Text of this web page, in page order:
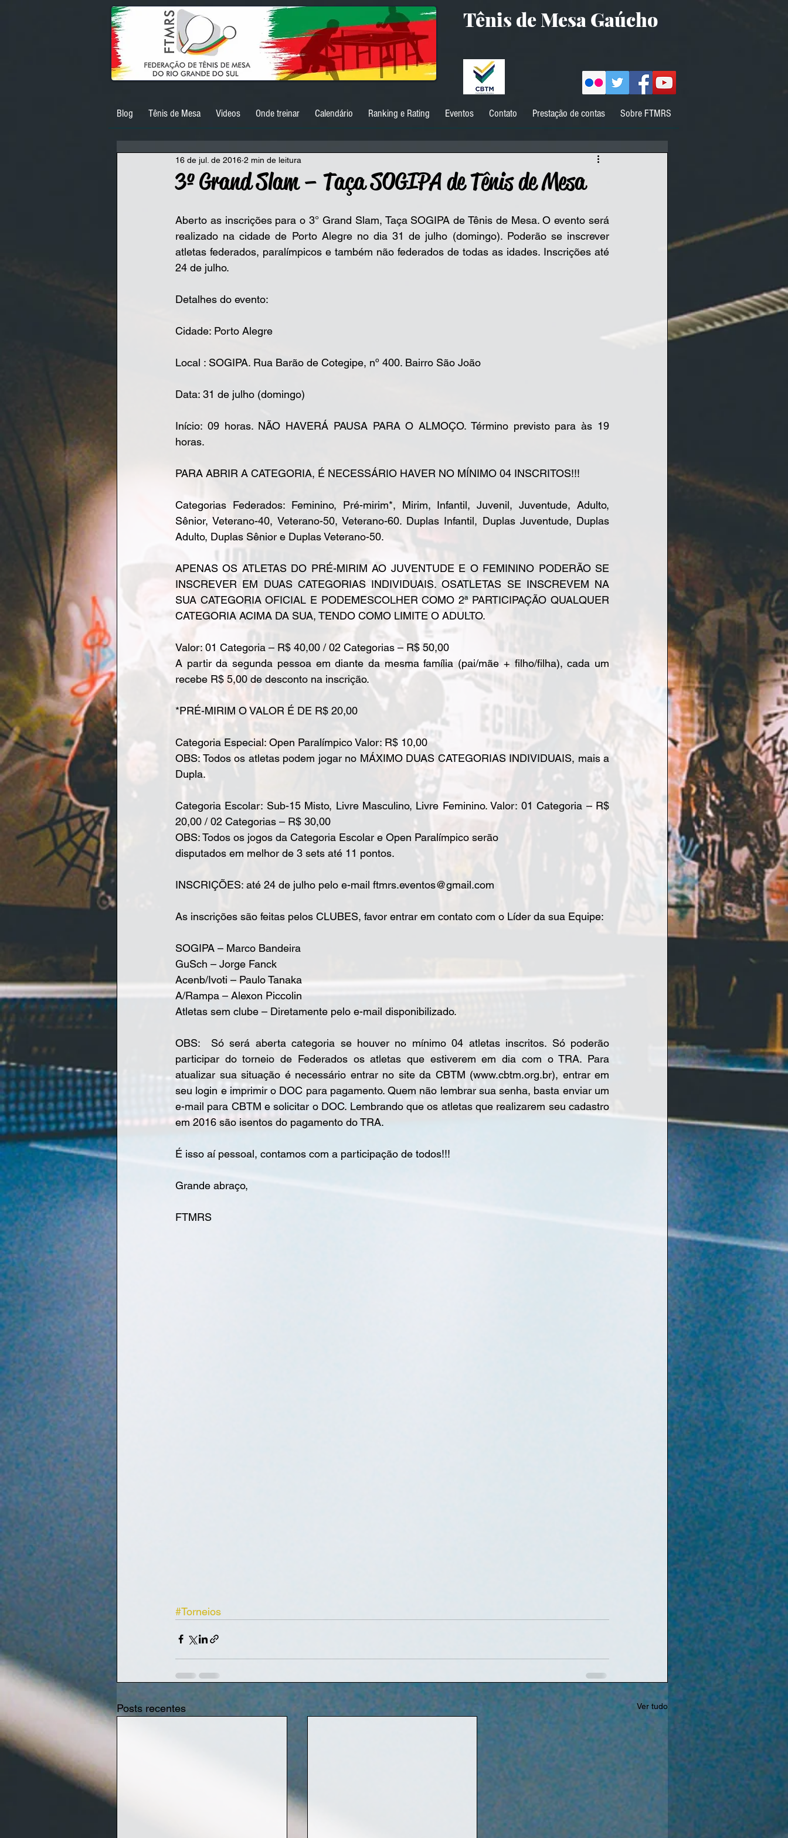
Tênis de Mesa Gaúcho
Blog Tênis de Mesa Videos Onde treinar Calendário Ranking e Rating Eventos Contato Prestação de contas Sobre FTMRS
3º Grand Slam – Taça SOGIPA de Tênis de Mesa
16 de jul. de 2016 2 min de leitura
Aberto as inscrições para o 3° Grand Slam, Taça SOGIPA de Tênis de Mesa. O evento será
realizado na cidade de Porto Alegre no dia 31 de julho (domingo). Poderão se inscrever
atletas federados, paralímpicos e também não federados de todas as idades. Inscrições até
24 de julho.
Detalhes do evento:
Cidade: Porto Alegre
Local : SOGIPA. Rua Barão de Cotegipe, nº 400. Bairro São João
Data: 31 de julho (domingo)
Início: 09 horas. NÃO HAVERÁ PAUSA PARA O ALMOÇO. Término previsto para às 19
horas.
PARA ABRIR A CATEGORIA, É NECESSÁRIO HAVER NO MÍNIMO 04 INSCRITOS!!!
Categorias Federados: Feminino, Pré-mirim*, Mirim, Infantil, Juvenil, Juventude, Adulto,
Sênior, Veterano-40, Veterano-50, Veterano-60. Duplas Infantil, Duplas Juventude, Duplas
Adulto, Duplas Sênior e Duplas Veterano-50.
APENAS OS ATLETAS DO PRÉ-MIRIM AO JUVENTUDE E O FEMININO PODERÃO SE
INSCREVER EM DUAS CATEGORIAS INDIVIDUAIS. OSATLETAS SE INSCREVEM NA
SUA CATEGORIA OFICIAL E PODEMESCOLHER COMO 2ª PARTICIPAÇÃO QUALQUER
CATEGORIA ACIMA DA SUA, TENDO COMO LIMITE O ADULTO.
Valor: 01 Categoria – R$ 40,00 / 02 Categorias – R$ 50,00
A partir da segunda pessoa em diante da mesma família (pai/mãe + filho/filha), cada um
recebe R$ 5,00 de desconto na inscrição.
*PRÉ-MIRIM O VALOR É DE R$ 20,00
Categoria Especial: Open Paralímpico Valor: R$ 10,00
OBS: Todos os atletas podem jogar no MÁXIMO DUAS CATEGORIAS INDIVIDUAIS, mais a
Dupla.
Categoria Escolar: Sub-15 Misto, Livre Masculino, Livre Feminino. Valor: 01 Categoria – R$
20,00 / 02 Categorias – R$ 30,00
OBS: Todos os jogos da Categoria Escolar e Open Paralímpico serão
disputados em melhor de 3 sets até 11 pontos.
INSCRIÇÕES: até 24 de julho pelo e-mail ftmrs.eventos@gmail.com
As inscrições são feitas pelos CLUBES, favor entrar em contato com o Líder da sua Equipe:
SOGIPA – Marco Bandeira
GuSch – Jorge Fanck
Acenb/Ivoti – Paulo Tanaka
A/Rampa – Alexon Piccolin
Atletas sem clube – Diretamente pelo e-mail disponibilizado.
OBS:  Só será aberta categoria se houver no mínimo 04 atletas inscritos. Só poderão
participar do torneio de Federados os atletas que estiverem em dia com o TRA. Para
atualizar sua situação é necessário entrar no site da CBTM (www.cbtm.org.br), entrar em
seu login e imprimir o DOC para pagamento. Quem não lembrar sua senha, basta enviar um
e-mail para CBTM e solicitar o DOC. Lembrando que os atletas que realizarem seu cadastro
em 2016 são isentos do pagamento do TRA.
É isso aí pessoal, contamos com a participação de todos!!!
Grande abraço,
FTMRS
#Torneios
Posts recentes Ver tudo